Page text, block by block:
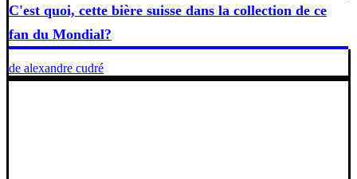
C'est quoi, cette bière suisse dans la collection de ce
fan du Mondial?
de alexandre cudré